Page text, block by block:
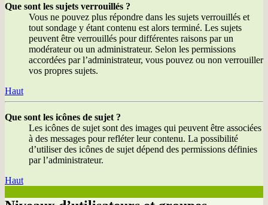
Que sont les sujets verrouillés ?
Vous ne pouvez plus répondre dans les sujets verrouillés et
tout sondage y étant contenu est alors terminé. Les sujets
peuvent être verrouillés pour différentes raisons par un
modérateur ou un administrateur. Selon les permissions
accordées par l’administrateur, vous pouvez ou non verrouiller
vos propres sujets.
Haut
Que sont les icônes de sujet ?
Les icônes de sujet sont des images qui peuvent être associées
à des messages pour refléter leur contenu. La possibilité
d’utiliser des icônes de sujet dépend des permissions définies
par l’administrateur.
Haut